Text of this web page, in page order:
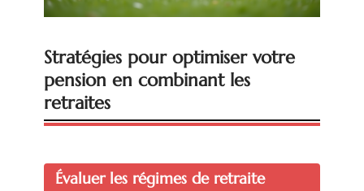
Stratégies pour optimiser votre
pension en combinant les
retraites
Évaluer les régimes de retraite